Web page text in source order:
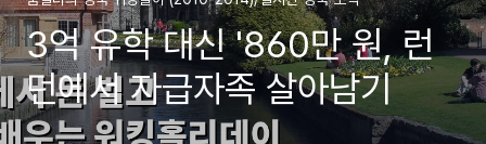
3억 유학 대신 '860만 원, 런
던에서 자급자족 살아남기